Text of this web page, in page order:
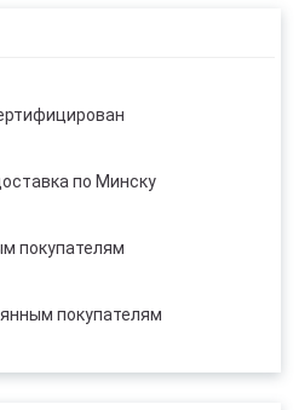
по Минску
покупателям
покупателям